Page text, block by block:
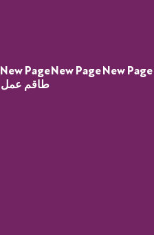
New PageNew PageNew Page
طاقم عمل